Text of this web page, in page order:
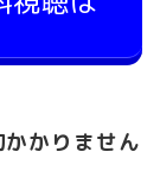
かりません